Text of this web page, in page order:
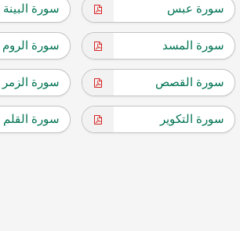
سورة عبس سورة البينة
سورة المسد سورة الروم
سورة القصص سورة الزمر
سورة التكوير سورة القلم